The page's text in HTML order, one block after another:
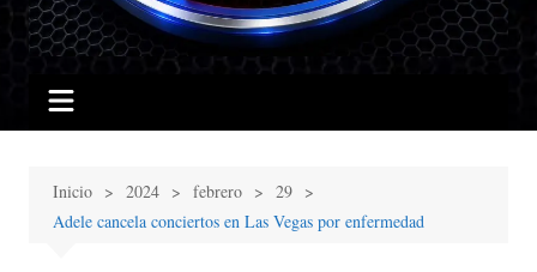
Inicio 2024 febrero
29
Adele cancela conciertos en Las Vegas por enfermedad